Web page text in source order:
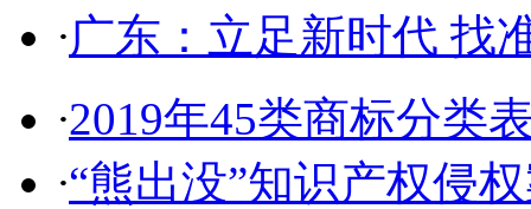
·广东：立足新时代 找
·2019年45类商标分类
·“熊出没”知识产权侵